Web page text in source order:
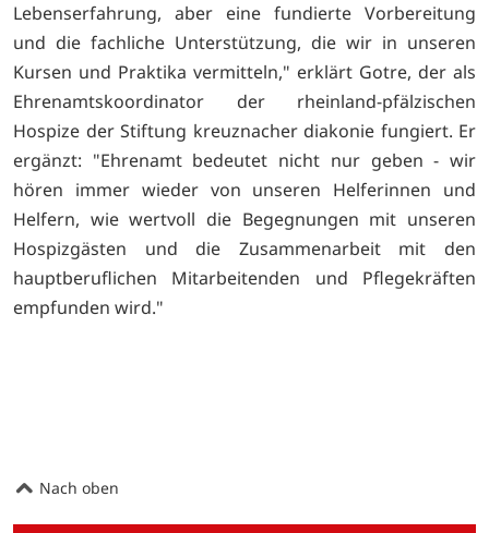
Lebenserfahrung, aber eine fundierte Vorbereitung
und die fachliche Unterstützung, die wir in unseren
Kursen und Praktika vermitteln," erklärt Gotre, der als
Ehrenamtskoordinator der rheinland-pfälzischen
Hospize der Stiftung kreuznacher diakonie fungiert. Er
ergänzt: "Ehrenamt bedeutet nicht nur geben - wir
hören immer wieder von unseren Helferinnen und
Helfern, wie wertvoll die Begegnungen mit unseren
Hospizgästen und die Zusammenarbeit mit den
hauptberuflichen Mitarbeitenden und Pflegekräften
empfunden wird."
Nach oben